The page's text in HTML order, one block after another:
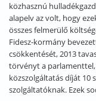
közhasznú
alapelv az volt, hogy
összes felmerülő
Fidesz-kormány
csökkentését, 2013
törvényt a
közszolgáltatás díját 10
szolgáltatóknak. Ezek